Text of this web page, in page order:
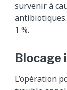
survenir à
1 %.
Blocage
L’opération